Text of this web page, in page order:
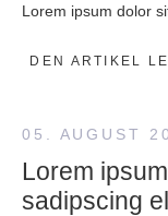
Lorem ipsum dolor
DEN ARTIKEL
05. AUGUST
Lorem
sadipscing